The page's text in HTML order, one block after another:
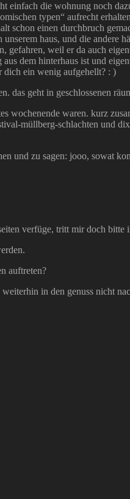
die wohnung noch
typen“ aufrecht
schon einen durchbruch
haus, und die andere
weil er da auch
dem hinterhaus ist und
dich ein wenig aufgehellt? : )
das geht in geschlossenen
waren. kurz
müllberg-schlachten und
und zu sagen: jooo, sowat
verfüge, tritt mir doch bitte
auftreten?
in den genuss nicht